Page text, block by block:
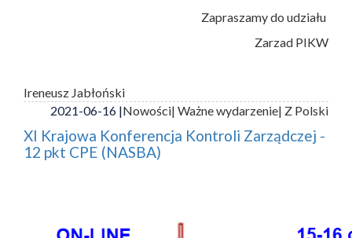
Zapraszamy do udziału
Zarzad PIKW
Ireneusz Jabłoński
2021-06-16 |Nowości| Ważne wydarzenie| Z Polski
XI Krajowa Konferencja Kontroli Zarządczej -
12 pkt CPE (NASBA)